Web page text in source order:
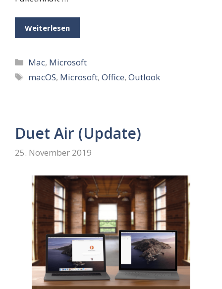
Weiterlesen
Kategorien
Mac, Microsoft
Schlagwörter
macOS, Microsoft,Office,Outlook
Duet Air (Update)
25. November 2019